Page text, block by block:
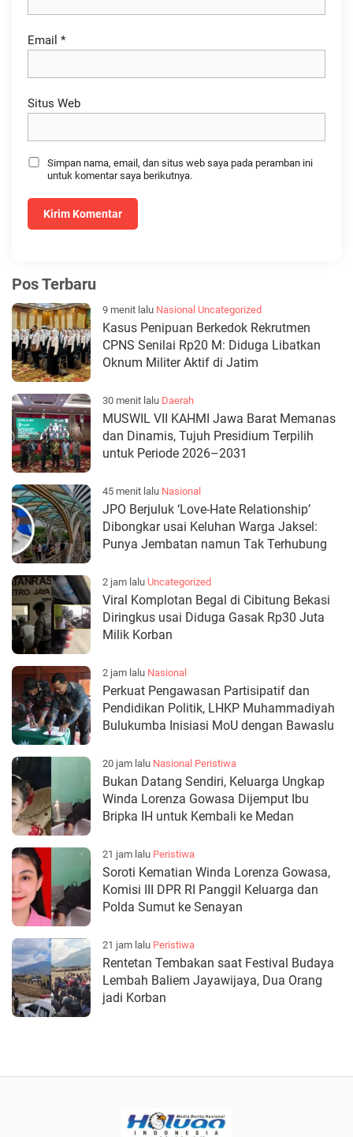
Email *
Situs Web
Simpan nama, email, dan situs web saya pada peramban ini
untuk komentar saya berikutnya.
Pos Terbaru
9 menit lalu Nasional Uncategorized
Kasus Penipuan Berkedok Rekrutmen
CPNS Senilai Rp20 M: Diduga Libatkan
Oknum Militer Aktif di Jatim
30 menit lalu Daerah
MUSWIL VII KAHMI Jawa Barat Memanas
dan Dinamis, Tujuh Presidium Terpilih
untuk Periode 2026–2031
45 menit lalu Nasional
JPO Berjuluk ‘Love-Hate Relationship’
Dibongkar usai Keluhan Warga Jaksel:
Punya Jembatan namun Tak Terhubung
2 jam lalu Uncategorized
Viral Komplotan Begal di Cibitung Bekasi
Diringkus usai Diduga Gasak Rp30 Juta
Milik Korban
2 jam lalu Nasional
Perkuat Pengawasan Partisipatif dan
Pendidikan Politik, LHKP Muhammadiyah
Bulukumba Inisiasi MoU dengan Bawaslu
20 jam lalu Nasional Peristiwa
Bukan Datang Sendiri, Keluarga Ungkap
Winda Lorenza Gowasa Dijemput Ibu
Bripka IH untuk Kembali ke Medan
21 jam lalu Peristiwa
Soroti Kematian Winda Lorenza Gowasa,
Komisi III DPR RI Panggil Keluarga dan
Polda Sumut ke Senayan
21 jam lalu Peristiwa
Rentetan Tembakan saat Festival Budaya
Lembah Baliem Jayawijaya, Dua Orang
jadi Korban